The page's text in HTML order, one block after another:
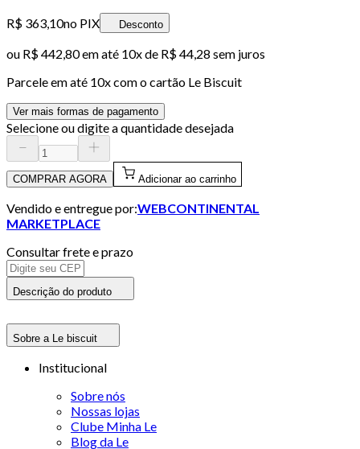
R$ 363,10no PIX Desconto
ou R$ 442,80em até 10x de R$ 44,28 sem juros
Parcele em até 10x com o cartão Le Biscuit
Ver mais formas de pagamento
Selecione ou digite a quantidade desejada
COMPRAR AGORA Adicionar ao carrinho
Vendido e entregue por:WEBCONTINENTAL
MARKETPLACE
Consultar frete e prazo
Descrição do produto
Sobre a Le biscuit
Institucional
Sobre nós
Nossas lojas
Clube Minha Le
Blog da Le